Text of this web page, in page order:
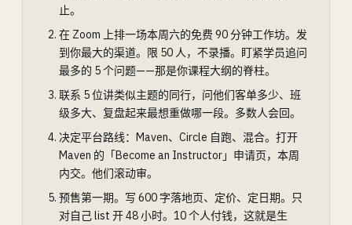
止。
在 Zoom 上排一场本周六的免费 90 分钟工作坊。发
到你最大的渠道。限 50 人，不录播。盯紧学员追问
最多的 5 个问题——那是你课程大纲的脊柱。
联系 5 位讲类似主题的同行，问他们客单多少、班
级多大、复盘起来最想重做哪一段。多数人会回。
决定平台路线：Maven、Circle 自跑、混合。打开
Maven 的「Become an Instructor」申请页，本周
内交。他们滚动审。
预售第一期。写 600 字落地页、定价、定日期。只
对自己 list 开 48 小时。10 个人付钱，这就是生